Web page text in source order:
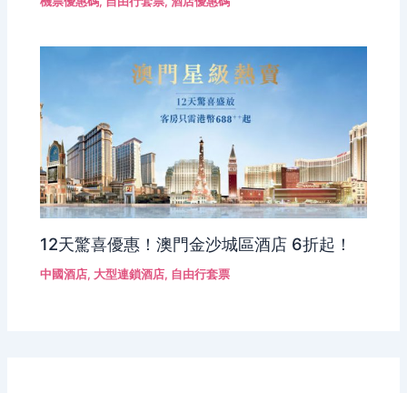
12天驚喜優惠！澳門金沙城區酒店 6折起！
中國酒店, 大型連鎖酒店, 自由行套票